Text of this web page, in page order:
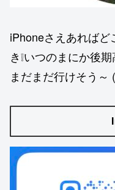
iPhoneさえあれば
き❕いつのまにか後
まだまだ行けそう～